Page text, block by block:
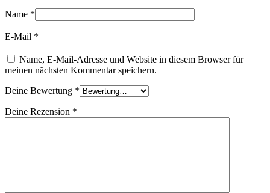
Name *
E-Mail *
Name, E-Mail-Adresse und Website in diesem Browser für
meinen nächsten Kommentar speichern.
Deine Bewertung *
Deine Rezension *